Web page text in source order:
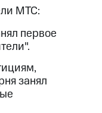
МТС:
первое
занял